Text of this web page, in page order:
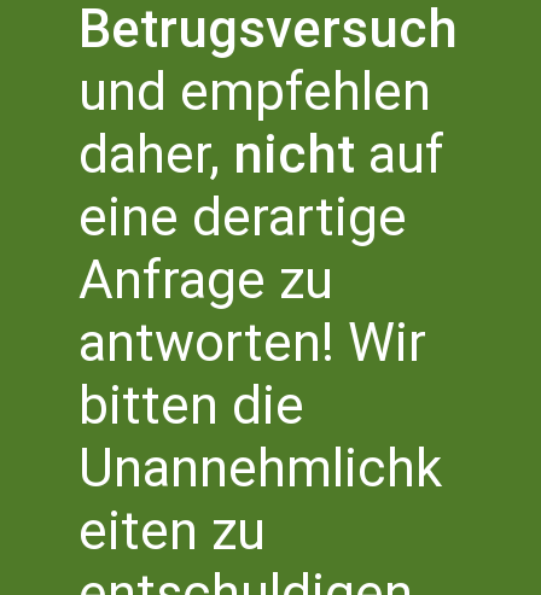
Workshop »Ideen von den Bäumen pflücken«
Kinderbuch schreiben mit Britta Sabbag
Samstag 23 September 2023 | 14.00 Uhr-17.00 Uhr
Literaturbüro NRW Süd im Literaturhaus Bonn
Bonn
November 2023
Betrugsversuch
und empfehlen
daher, nicht auf
eine derartige
Anfrage zu
antworten! Wir
bitten die
Unannehmlichk
eiten zu